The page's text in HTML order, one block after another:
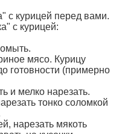
с курицей перед вами.
с курицей:
мясо. Курицу
готовности (примерно
и мелко нарезать.
тонко соломкой
нарезать мякоть